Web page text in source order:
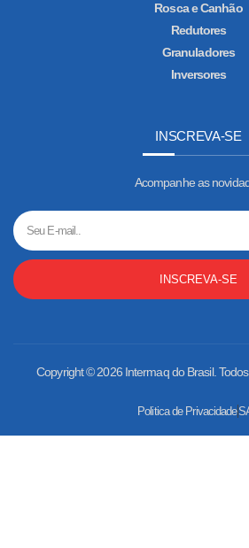
Rosca e Canhão
Redutores
Granuladores
Inversores
INSCREVA-SE
Acompanhe as
INSCREVA-SE
Copyright © 2026 Intermaq do Brasil.
Politica de Privacidade